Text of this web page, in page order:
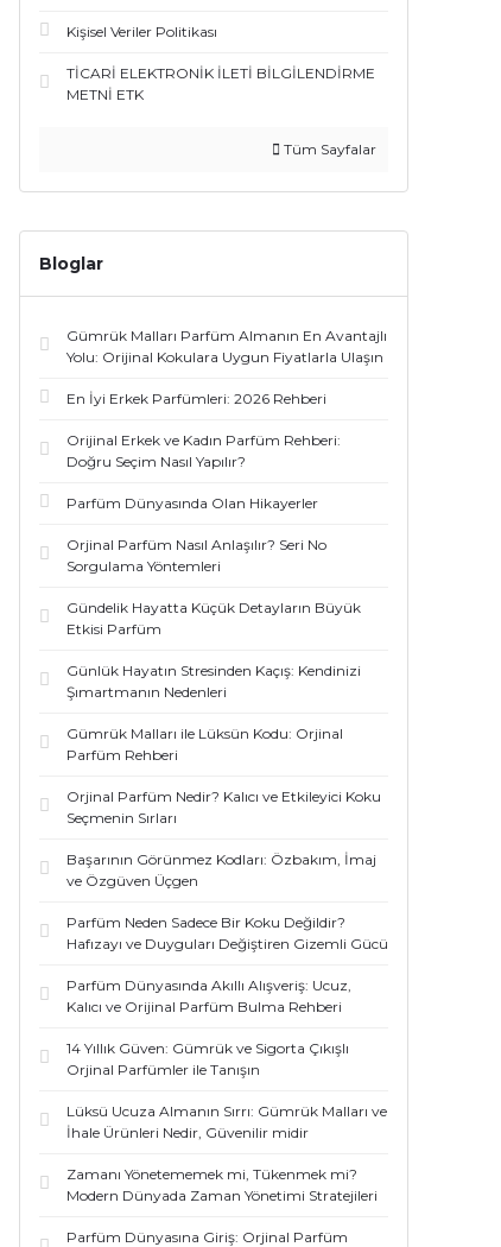
Kişisel Veriler Politikası
TİCARİ ELEKTRONİK İLETİ BİLGİLENDİRME
METNİ ETK
Tüm Sayfalar
Bloglar
Gümrük Malları Parfüm Almanın En Avantajlı
Yolu: Orijinal Kokulara Uygun Fiyatlarla Ulaşın
En İyi Erkek Parfümleri: 2026 Rehberi
Orijinal Erkek ve Kadın Parfüm Rehberi:
Doğru Seçim Nasıl Yapılır?
Parfüm Dünyasında Olan Hikayerler
Orjinal Parfüm Nasıl Anlaşılır? Seri No
Sorgulama Yöntemleri
Gündelik Hayatta Küçük Detayların Büyük
Etkisi Parfüm
Günlük Hayatın Stresinden Kaçış: Kendinizi
Şımartmanın Nedenleri
Gümrük Malları ile Lüksün Kodu: Orjinal
Parfüm Rehberi
Orjinal Parfüm Nedir? Kalıcı ve Etkileyici Koku
Seçmenin Sırları
Başarının Görünmez Kodları: Özbakım, İmaj
ve Özgüven Üçgen
Parfüm Neden Sadece Bir Koku Değildir?
Hafızayı ve Duyguları Değiştiren Gizemli Gücü
Parfüm Dünyasında Akıllı Alışveriş: Ucuz,
Kalıcı ve Orijinal Parfüm Bulma Rehberi
14 Yıllık Güven: Gümrük ve Sigorta Çıkışlı
Orjinal Parfümler ile Tanışın
Lüksü Ucuza Almanın Sırrı: Gümrük Malları ve
İhale Ürünleri Nedir, Güvenilir midir
Zamanı Yönetememek mi, Tükenmek mi?
Modern Dünyada Zaman Yönetimi Stratejileri
Parfüm Dünyasına Giriş: Orjinal Parfüm